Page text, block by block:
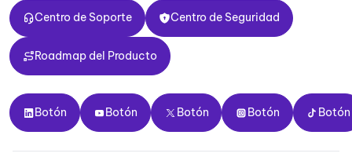
Centro de Soporte
Centro de Soporte
Centro de Seguridad
Centro de Seguridad
Roadmap del Producto
Roadmap del Producto
Botón
Botón
Botón
Botón
Botón
Botón
Botón
Botón
Botón
Botón